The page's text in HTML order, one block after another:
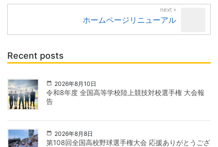
ホームページリニューアル
Recent posts
2026年8月10日
令和8年度 全国高等学校陸上競技対校選手権 大会報
告
2026年8月8日
第108回全国高校野球選手権大会 応援ありがとうござ